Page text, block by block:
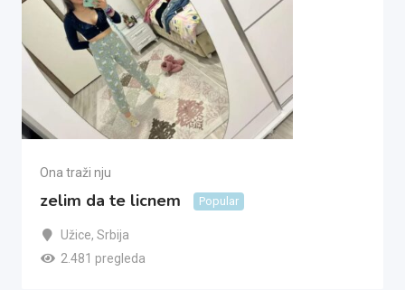
Ona traži nju
zelim da te licnem Popular
Užice, Srbija
2.481 pregleda